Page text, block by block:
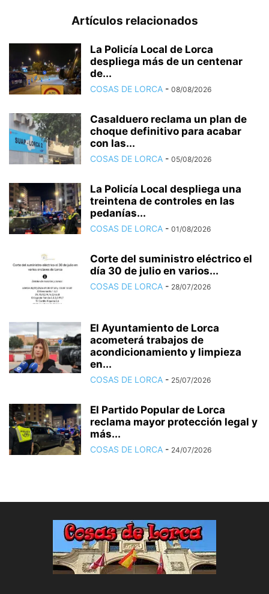
Artículos relacionados
La Policía Local de Lorca
despliega más de un centenar
de...
COSAS DE LORCA - 08/08/2026
Casalduero reclama un plan de
choque definitivo para acabar
con las...
COSAS DE LORCA - 05/08/2026
La Policía Local despliega una
treintena de controles en las
pedanías...
COSAS DE LORCA - 01/08/2026
Corte del suministro eléctrico el
día 30 de julio en varios...
COSAS DE LORCA - 28/07/2026
El Ayuntamiento de Lorca
acometerá trabajos de
acondicionamiento y limpieza
en...
COSAS DE LORCA - 25/07/2026
El Partido Popular de Lorca
reclama mayor protección legal y
más...
COSAS DE LORCA - 24/07/2026